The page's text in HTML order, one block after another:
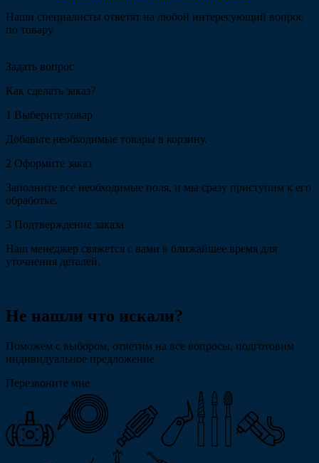
Наши специалисты ответят на любой интересующий вопрос
по товару
Задать вопрос
Как сделать заказ?
1 Выберите товар
Добавьте необходимые товары в корзину.
2 Оформите заказ
Заполните все необходимые поля, и мы сразу приступим к его
обработке.
3 Подтверждение заказа
Наш менеджер свяжется с вами в ближайшее время для
уточнения деталей.
Не нашли что искали?
Поможем с выбором, ответим на все вопросы, подготовим
индивидуальное предложение
Перезвоните мне